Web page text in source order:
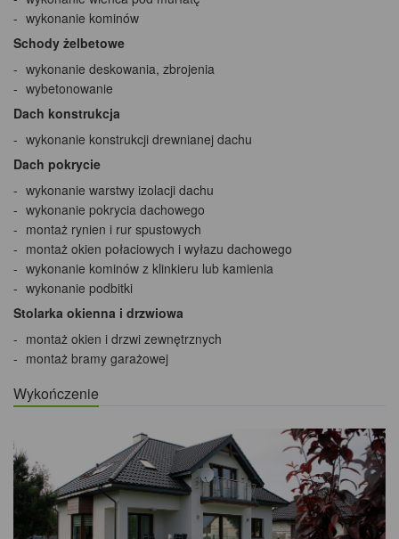
wykonanie kominów
Schody żelbetowe
wykonanie deskowania, zbrojenia
wybetonowanie
Dach konstrukcja
wykonanie konstrukcji drewnianej dachu
Dach pokrycie
wykonanie warstwy izolacji dachu
wykonanie pokrycia dachowego
montaż rynien i rur spustowych
montaż okien połaciowych i wyłazu dachowego
wykonanie kominów z klinkieru lub kamienia
wykonanie podbitki
Stolarka okienna i drzwiowa
montaż okien i drzwi zewnętrznych
montaż bramy garażowej
Wykończenie